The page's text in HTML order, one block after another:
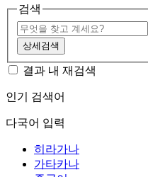
검색
상세검색
결과 내 재검색
인기 검색어
다국어 입력
히라가나
가타카나